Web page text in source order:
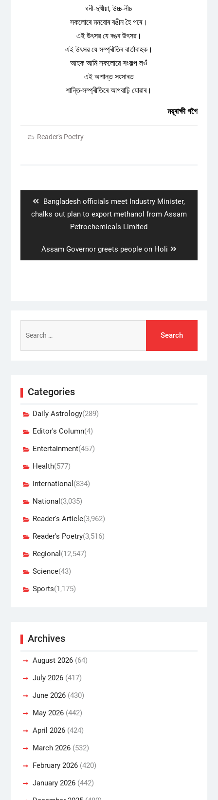
ধনী-দুখীয়া, উচ্চ-নীচ
সকলোৰে মনবোৰ ৰঙীন হৈ পৰে।
এই উৎসৱ যে ৰঙৰ উৎসৱ।
এই উৎসৱ যে সম্প্ৰীতিৰ বাৰ্তাবাহক।
আহক আমি সকলোৱে সংকল্প লওঁ
এই অশান্ত সংসাৰত
শান্তি-সম্প্ৰীতিৰে আগবাঢ়ি যোৱাৰ।
ময়ূৰাক্ষী গগৈ
Reader's Poetry
Previous
post:
Bangladesh officials meet Industry Minister,
chalks out plan to export methanol from Assam
Petrochemicals Limited
Next
post:
Assam Governor greets people on Holi
for:
Categories
Daily Astrology(289)
Editor's Column(4)
Entertainment(457)
Health(577)
International (834)
National (3,035)
Reader's Article(3,962)
Reader's Poetry(3,516)
Regional (12,547)
Science(43)
Sports(1,175)
Archives
August 2026(64)
July 2026(417)
June 2026(430)
May 2026(442)
April 2026(424)
March 2026(532)
February 2026(420)
January 2026(442)